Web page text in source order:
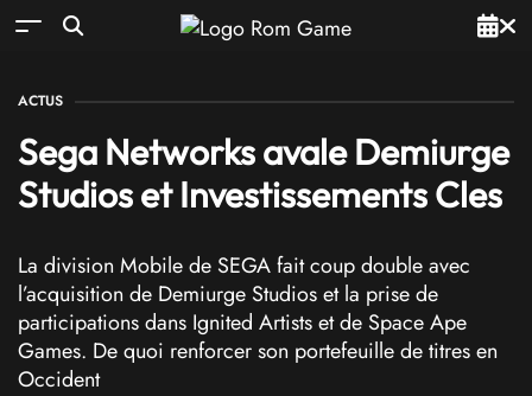
ACTUS
Sega Networks avale Demiurge
Studios et Investissements Cles
La division Mobile de SEGA fait coup double avec
l’acquisition de Demiurge Studios et la prise de
participations dans Ignited Artists et de Space Ape
Games. De quoi renforcer son portefeuille de titres en
Occident